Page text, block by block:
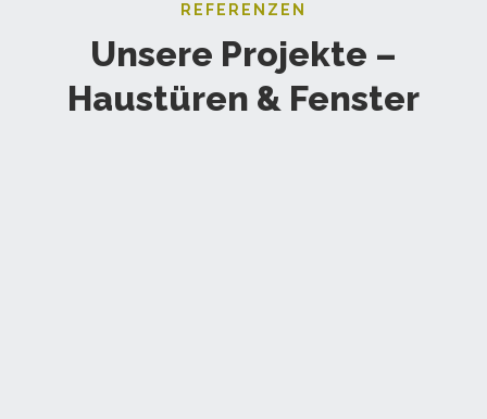
REFERENZEN
Unsere Projekte –
Haustüren & Fenster